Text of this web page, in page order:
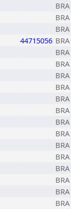
BRA
BRA
BRA
44715056 BRA
BRA
BRA
BRA
BRA
BRA
BRA
BRA
BRA
BRA
BRA
BRA
BRA
BRA
BRA